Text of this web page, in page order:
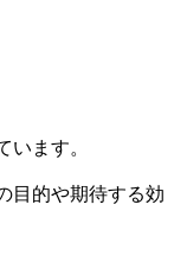
ます。
目的や期待する効